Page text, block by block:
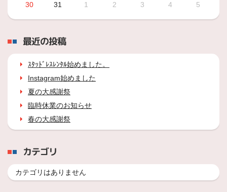
30
31 1 2 3 4 5
最近の投稿
ｽﾀｯﾄﾞﾚｽﾚﾝﾀﾙ始めました。
Instagram始めました
夏の大感謝祭
臨時休業のお知らせ
春の大感謝祭
カテゴリ
カテゴリはありません